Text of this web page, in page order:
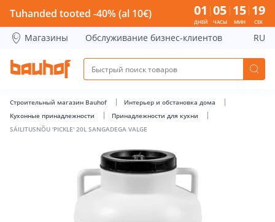
SÄILITUSNÕU 'PICKLE' 20L SANGADEGA VALGE - Bauhof
Tuhanded tooted -40% (al 10€) 01
ДНЕЙ
05
ЧАСЫ
15
МИН
18
СЕК
Магазины Обслуживание бизнес-клиентов RU
Строительный магазин Bauhof
Интерьер и обстановка дома
Кухонные принадлежности
Принадлежности для кухни
SÄILITUSNÕU 'PICKLE' 20L SANGADEGA VALGE